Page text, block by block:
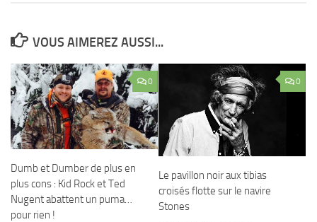
VOUS AIMEREZ AUSSI...
0
Dumb et Dumber de plus en
plus cons : Kid Rock et Ted
Nugent abattent un puma…
pour rien !
0
Le pavillon noir aux tibias
croisés flotte sur le navire
Stones